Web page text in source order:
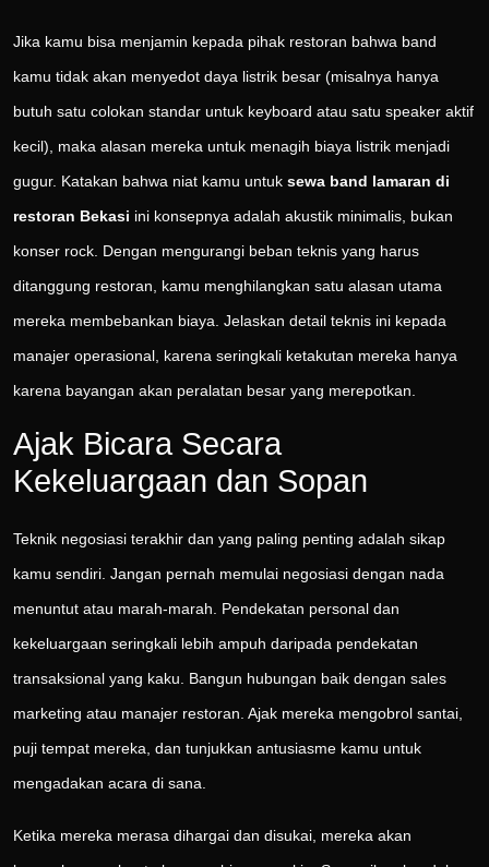
Jika kamu bisa menjamin kepada pihak restoran bahwa band
kamu tidak akan menyedot daya listrik besar (misalnya hanya
butuh satu colokan standar untuk keyboard atau satu speaker aktif
kecil), maka alasan mereka untuk menagih biaya listrik menjadi
gugur. Katakan bahwa niat kamu untuk sewa band lamaran di
restoran Bekasi ini konsepnya adalah akustik minimalis, bukan
konser rock. Dengan mengurangi beban teknis yang harus
ditanggung restoran, kamu menghilangkan satu alasan utama
mereka membebankan biaya. Jelaskan detail teknis ini kepada
manajer operasional, karena seringkali ketakutan mereka hanya
karena bayangan akan peralatan besar yang merepotkan.
Ajak Bicara Secara
Kekeluargaan dan Sopan
Teknik negosiasi terakhir dan yang paling penting adalah sikap
kamu sendiri. Jangan pernah memulai negosiasi dengan nada
menuntut atau marah-marah. Pendekatan personal dan
kekeluargaan seringkali lebih ampuh daripada pendekatan
transaksional yang kaku. Bangun hubungan baik dengan sales
marketing atau manajer restoran. Ajak mereka mengobrol santai,
puji tempat mereka, dan tunjukkan antusiasme kamu untuk
mengadakan acara di sana.
Ketika mereka merasa dihargai dan disukai, mereka akan